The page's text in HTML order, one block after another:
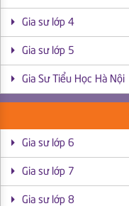
Gia sư lớp 4
Gia sư lớp 5
Gia Sư Tiểu Học Hà Nội
Gia sư lớp 6
Gia sư lớp 7
Gia sư lớp 8